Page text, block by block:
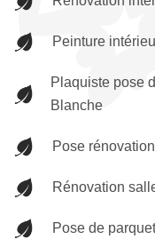
Peinture
Plaquiste pose
Blanche
Pose
Rénovation
Pose de